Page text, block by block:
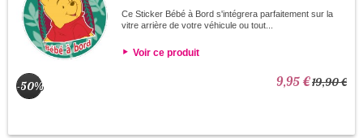
Ce Sticker Bébé à Bord s'intégrera parfaitement sur la
vitre arrière de votre véhicule ou tout...
Voir ce produit
-50% 9,95 €19,90 €